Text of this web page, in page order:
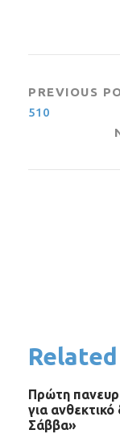
PREVIOUS
510
Πρώτη
για
Σάββα»